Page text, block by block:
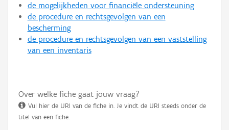
de mogelijkheden voor financiële ondersteuning
de procedure en rechtsgevolgen van een
bescherming
de procedure en rechtsgevolgen van een vaststelling
van een inventaris
Over welke fiche gaat jouw vraag?
Vul hier de URI van de fiche in. Je vindt de URI steeds onder de
titel van een fiche.